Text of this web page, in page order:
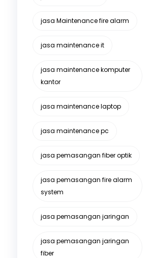
jasa Maintenance fire alarm
jasa maintenance it
jasa maintenance komputer
kantor
jasa maintenance laptop
jasa maintenance pc
jasa pemasangan fiber optik
jasa pemasangan fire alarm
system
jasa pemasangan jaringan
jasa pemasangan jaringan
fiber